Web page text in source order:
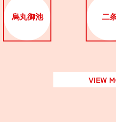
烏丸御池 二
VIEW